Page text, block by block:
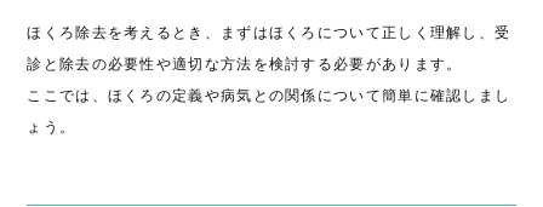
ほくろ除去を考えるとき、まずはほくろについて正しく理解し、受
診と除去の必要性や適切な方法を検討する必要があります。
ここでは、ほくろの定義や病気との関係について簡単に確認しまし
ょう。